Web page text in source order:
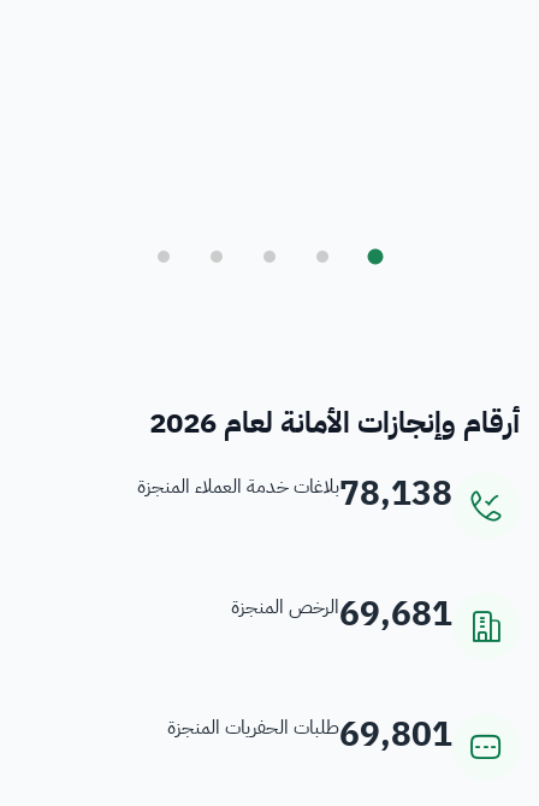
أرقام وإنجازات الأمانة لعام 2026
78,138بلاغات خدمة العملاء المنجزة
69,681الرخص المنجزة
69,801طلبات الحفريات المنجزة